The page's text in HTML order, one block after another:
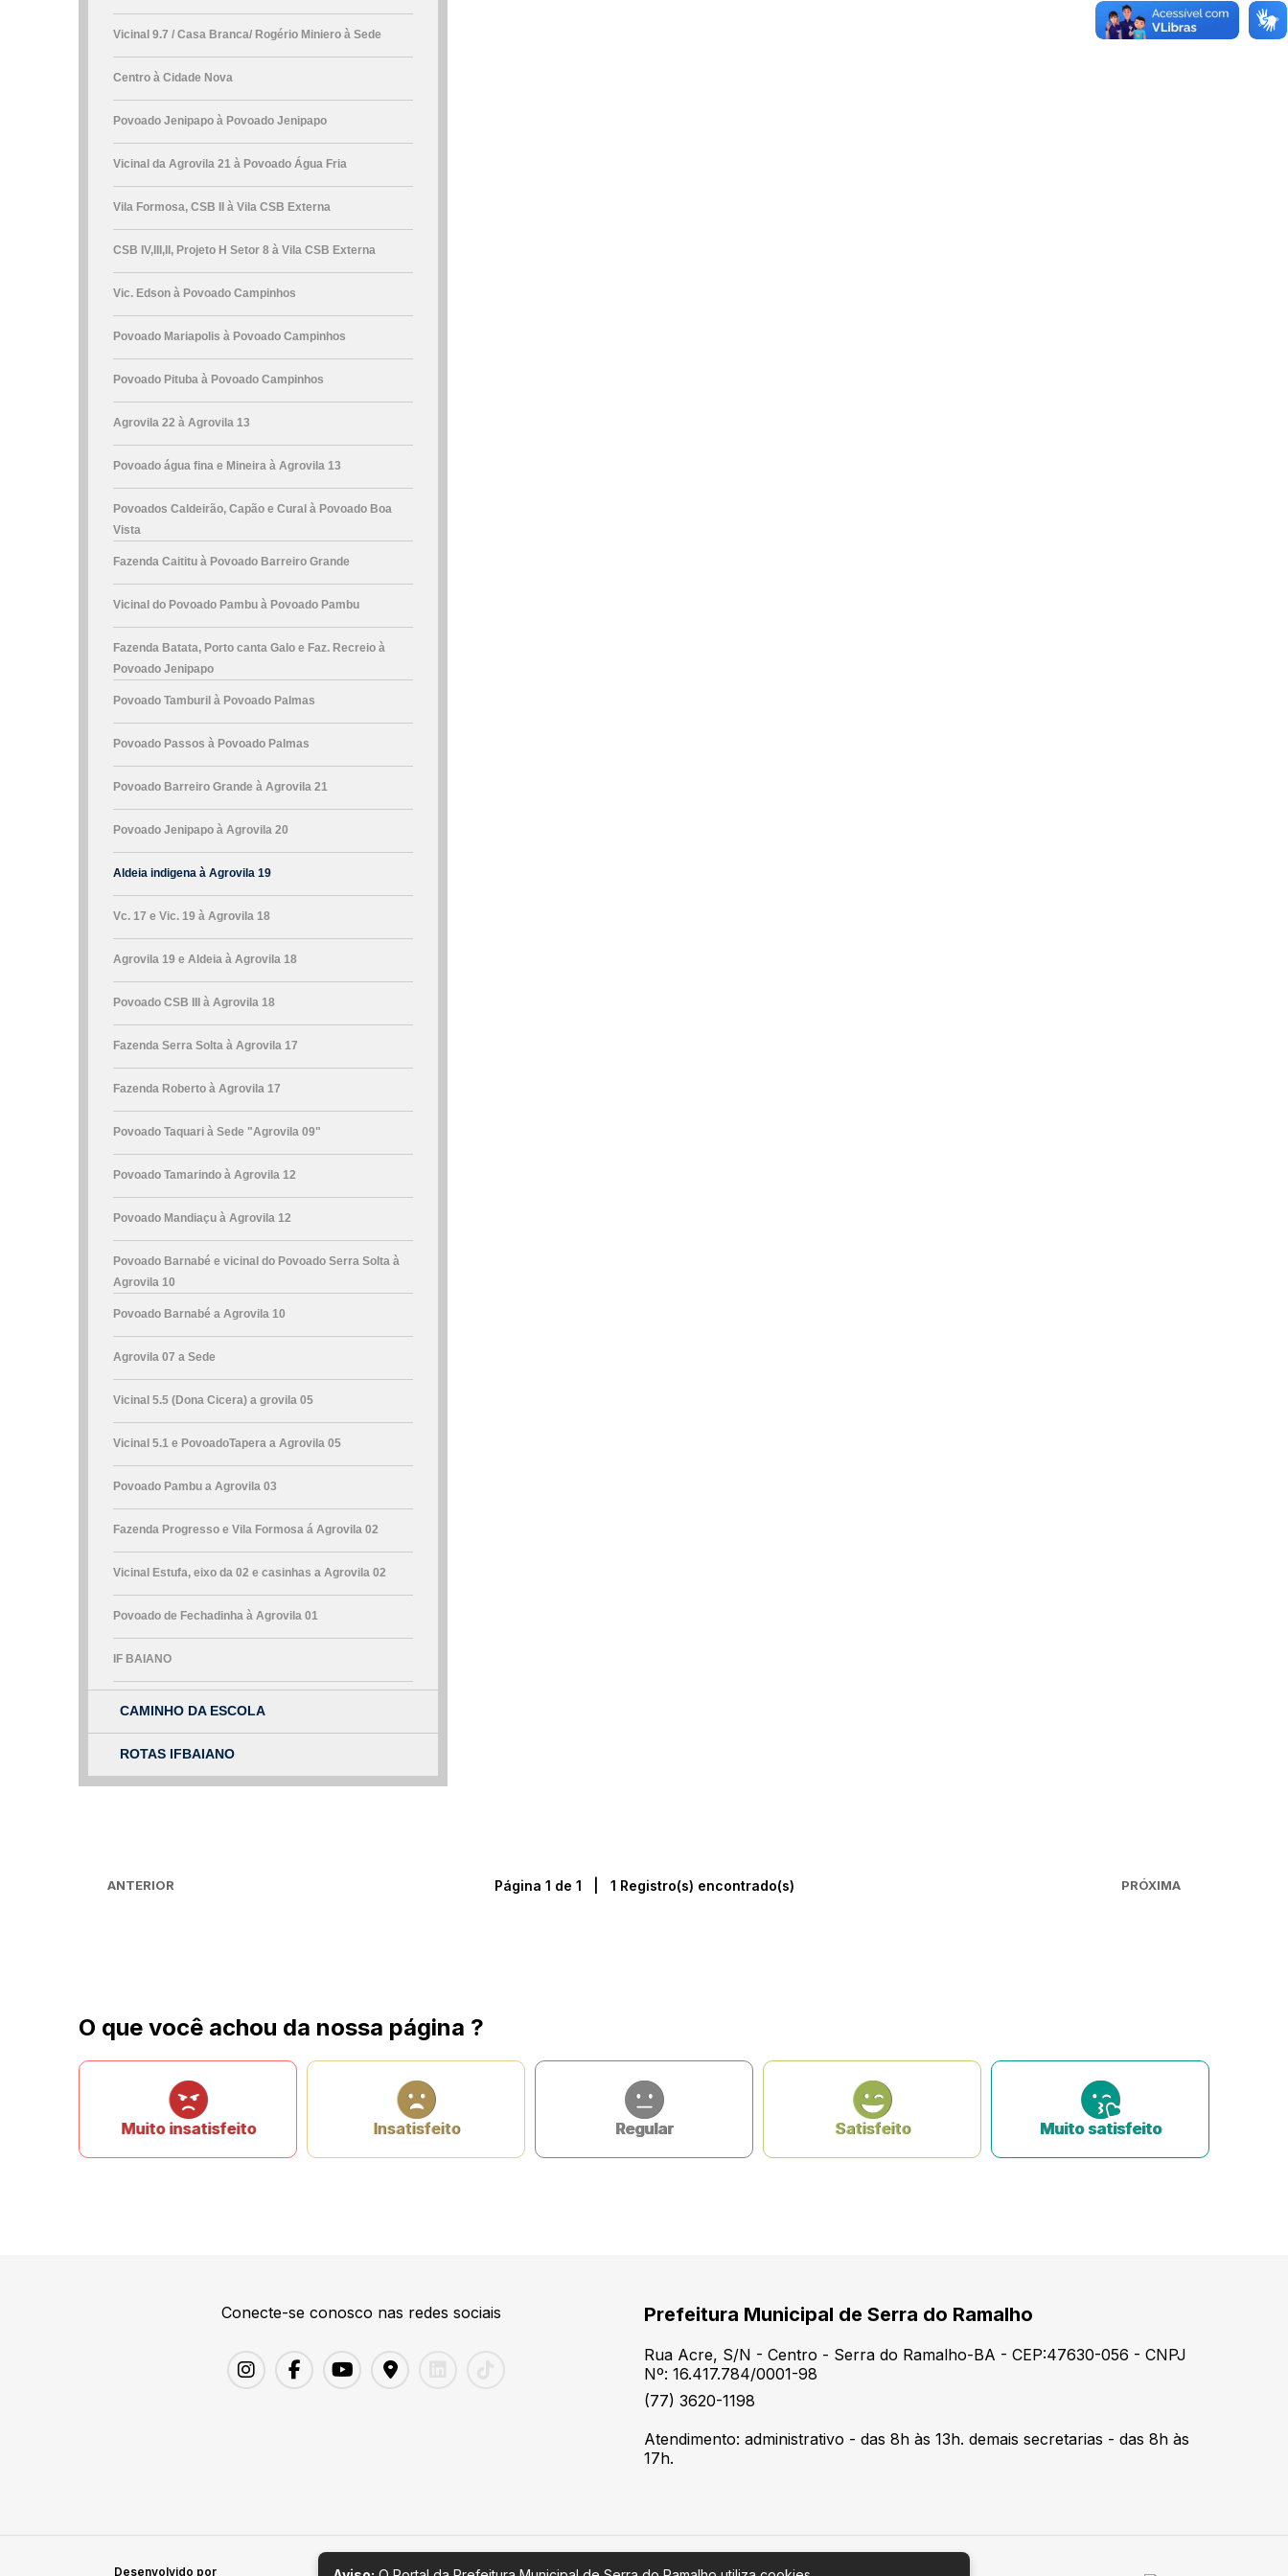
Vicinal 9.7 / Casa Branca/ Rogério Miniero à Sede
Centro à Cidade Nova
Povoado Jenipapo à Povoado Jenipapo
Vicinal da Agrovila 21 à Povoado Água Fria
Vila Formosa, CSB II à Vila CSB Externa
CSB IV,III,II, Projeto H Setor 8 à Vila CSB Externa
Vic. Edson à Povoado Campinhos
Povoado Mariapolis à Povoado Campinhos
Povoado Pituba à Povoado Campinhos
Agrovila 22 à Agrovila 13
Povoado água fina e Mineira à Agrovila 13
Povoados Caldeirão, Capão e Cural à Povoado Boa
Vista
Fazenda Caititu à Povoado Barreiro Grande
Vicinal do Povoado Pambu à Povoado Pambu
Fazenda Batata, Porto canta Galo e Faz. Recreio à
Povoado Jenipapo
Povoado Tamburil à Povoado Palmas
Povoado Passos à Povoado Palmas
Povoado Barreiro Grande à Agrovila 21
Povoado Jenipapo à Agrovila 20
Aldeia indigena à Agrovila 19
Vc. 17 e Vic. 19 à Agrovila 18
Agrovila 19 e Aldeia à Agrovila 18
Povoado CSB III à Agrovila 18
Fazenda Serra Solta à Agrovila 17
Fazenda Roberto à Agrovila 17
Povoado Taquari à Sede "Agrovila 09"
Povoado Tamarindo à Agrovila 12
Povoado Mandiaçu à Agrovila 12
Povoado Barnabé e vicinal do Povoado Serra Solta à
Agrovila 10
Povoado Barnabé a Agrovila 10
Agrovila 07 a Sede
Vicinal 5.5 (Dona Cicera) a grovila 05
Vicinal 5.1 e PovoadoTapera a Agrovila 05
Povoado Pambu a Agrovila 03
Fazenda Progresso e Vila Formosa á Agrovila 02
Vicinal Estufa, eixo da 02 e casinhas a Agrovila 02
Povoado de Fechadinha à Agrovila 01
IF BAIANO
CAMINHO DA ESCOLA
ROTAS IFBAIANO
ANTERIOR Página 1 de 1 | 1 Registro(s) encontrado(s) PRÓXIMA
O que você achou da nossa página ?
Muito insatisfeito Insatisfeito Regular Satisfeito Muito satisfeito
Conecte-se conosco nas redes sociais Prefeitura Municipal de Serra do Ramalho
Rua Acre, S/N - Centro - Serra do Ramalho-BA - CEP:47630-056 - CNPJ
Nº: 16.417.784/0001-98
(77) 3620-1198
Atendimento: administrativo - das 8h às 13h. demais secretarias - das 8h às
17h.
Desenvolvido por